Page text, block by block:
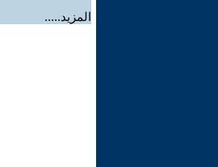
المزيد.....